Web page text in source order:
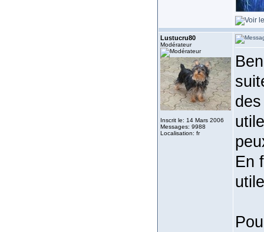
Lustucru80
Modérateur
Inscrit le: 14 Mars 2006
Messages: 9988
Localisation: fr
En